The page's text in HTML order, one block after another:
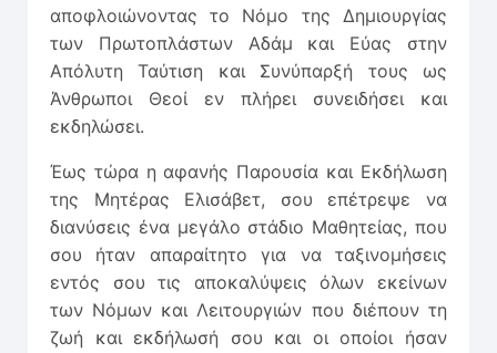
αποφλοιώνοντας το Νόμο της Δημιουργίας
των Πρωτοπλάστων Αδάμ και Εύας στην
Απόλυτη Ταύτιση και Συνύπαρξή τους ως
Άνθρωποι Θεοί εν πλήρει συνειδήσει και
εκδηλώσει.
Έως τώρα η αφανής Παρουσία και Εκδήλωση
της Μητέρας Ελισάβετ, σου επέτρεψε να
διανύσεις ένα μεγάλο στάδιο Μαθητείας, που
σου ήταν απαραίτητο για να ταξινομήσεις
εντός σου τις αποκαλύψεις όλων εκείνων
των Νόμων και Λειτουργιών που διέπουν τη
ζωή και εκδήλωσή σου και οι οποίοι ήσαν